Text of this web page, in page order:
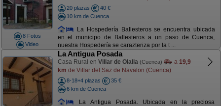
8 Fotos
Video
20 plazas
40 €
10 km de Cuenca
La Hospedería Ballesteros se encuentra ubicada
en el municipo de Ballesteros a un paso de Cuenca,
nuestra Hospedería se carazteriza por la t ...
La Antigua Posada
Casa Rural en Villar de Olalla (Cuenca) a 19,9
km de Villar del Saz de Navalon (Cuenca)
8-18+4 plazas
35 €
6 km de Cuenca
La Antigua Posada. Ubicada en la preciosa